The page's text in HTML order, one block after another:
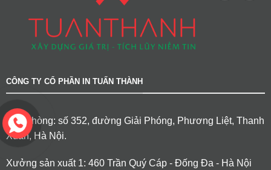
CÔNG TY CỔ PHẦN IN TUẤN THÀNH
Văn phòng: số 352, đường Giải Phóng, Phương Liệt, Thanh
Xuân, Hà Nội.
Xưởng sản xuất 1: 460 Trần Quý Cáp - Đống Đa - Hà Nội